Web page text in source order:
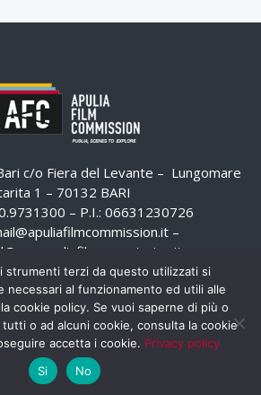
c/o Fiera del Levante – Lungomare
1 – 70132 BARI
– P.I.: 06631230726
–
strumenti terzi da questo utilizzati si
necessari al funzionamento ed utili alle
cookie policy. Se vuoi saperne di più o
o ad alcuni cookie, consulta la cookie
accetta i cookie. Privacy policy
Si
No